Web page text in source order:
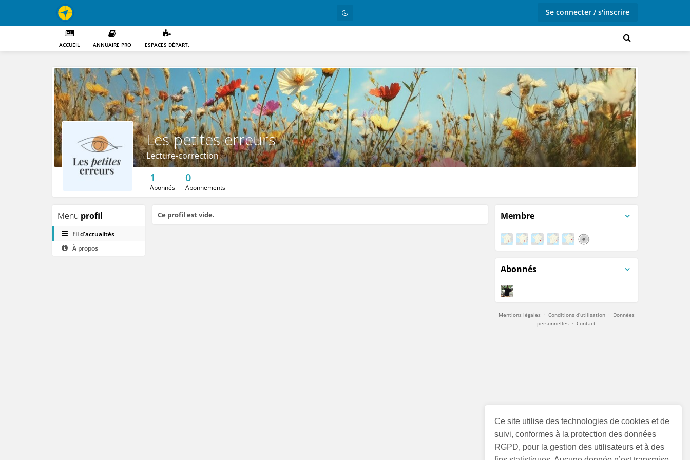
Ce site utilise des technologies de cookies et de
suivi, conformes à la protection des données
RGPD, pour la gestion des utilisateurs et à des
Se connecter / s'inscrire
ACCUEIL ANNUAIRE PRO ESPACES DÉPART.
Les petites erreurs
Lecture-correction
1
Abonnés
0
Abonnements
Menu profil
Fil d'actualités
À propos
Ce profil est vide. Membre
Abonnés
Mentions légales· Conditions d’utilisation· Données
personnelles ·Contact